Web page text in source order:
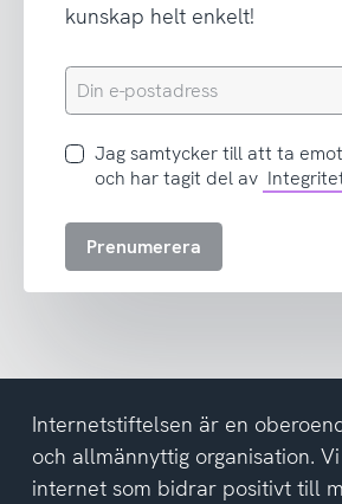
kunskap helt enkelt!
Din
e-
Jag
samtycker
att
del
av
integritetspolicyn
Jag samtycker till att ta
och har tagit del av
Prenumerera
Internetstiftelsen är en
och allmännyttig organisation.
internet som bidrar positivt till